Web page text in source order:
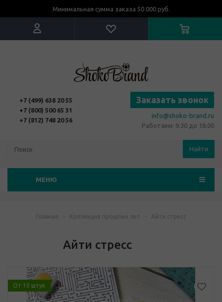
Минимальная сумма заказа 50 000 руб.
+7 (499) 638 20 55
+7 (800) 500 65 31
+7 (812) 748 20 56
Заказать звонок
info@shoko-brand.ru
Работаем: 9.30 до 18.00
Найти
МЕНЮ
Главная - Коллекция прошлых лет - Айти стресс
Айти стресс
От 10 штук